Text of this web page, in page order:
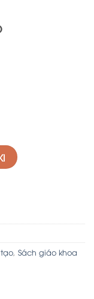
, Sách giáo khoa